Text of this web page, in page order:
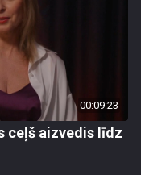
00:09:23
ceļš aizvedis līdz